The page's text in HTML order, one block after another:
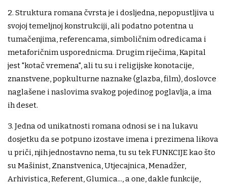
2. Struktura romana čvrsta je i dosljedna, nepopustljiva u
svojoj temeljnoj konstrukciji, ali podatno potentna u
tumačenjima, referencama, simboličnim odredicama i
metaforičnim usporednicma. Drugim riječima, Kapital
jest "kotač vremena", ali tu su i religijske konotacije,
znanstvene, popkulturne naznake (glazba, film), doslovce
naglašene i naslovima svakog pojedinog poglavlja, a ima
ih deset.
3. Jedna od unikatnosti romana odnosi se i na lukavu
dosjetku da se potpuno izostave imena i prezimena likova
u priči, njih jednostavno nema, tu su tek FUNKCIJE kao što
su Mašinist, Znanstvenica, Utjecajnica, Menadžer,
Arhivistica, Referent, Glumica..., a one, dakle funkcije,